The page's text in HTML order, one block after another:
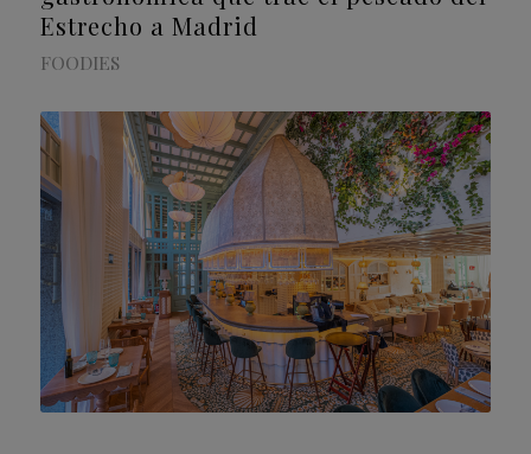
Estrecho a Madrid
FOODIES